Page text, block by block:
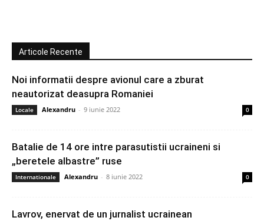
Articole Recente
Noi informatii despre avionul care a zburat
neautorizat deasupra Romaniei
Locale Alexandru - 9 iunie 2022 0
Batalie de 14 ore intre parasutistii ucraineni si
„beretele albastre” ruse
Internationale Alexandru - 8 iunie 2022 0
Lavrov, enervat de un jurnalist ucrainean